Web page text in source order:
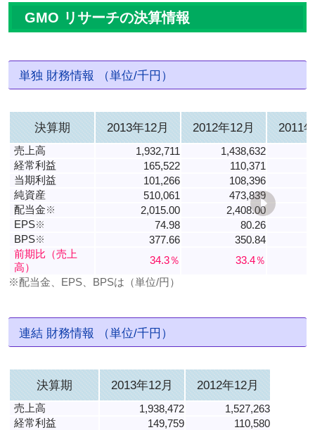
GMO リサーチの決算情報
単独 財務情報 （単位/千円）
決算期 2013年12月 2012年12月 2011
売上高 1,932,711 1,438,632
経常利益
165,522
110,371
当期利益
101,266
108,396
純資産
510,061
473,839
配当金※ 2,015.00
2,408.00
EPS※ 74.98
80.26
BPS※ 377.66 350.84
前期比（売上
高）
34.3％
33.4％
※配当金、EPS、BPSは（単位/円）
連結 財務情報 （単位/千円）
決算期 2013年12月 2012年12月
売上高 1,938,472
1,527,263
経常利益
149,759
110,580